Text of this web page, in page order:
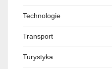
Technologie
Transport
Turystyka